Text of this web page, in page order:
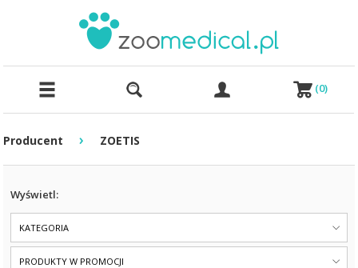
(0)
Producent › ZOETIS
Wyświetl:
KATEGORIA
PRODUKTY W PROMOCJI